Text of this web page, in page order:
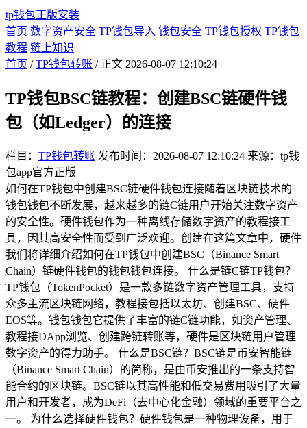
tp钱包正版安装
首页 数字资产安全 TP钱包导入 钱包安全 TP钱包授权 TP钱包
教程 链上知识
首页 /TP钱包转账 / 正文 2026-08-07 12:10:24
TP钱包BSC链教程：创建BSC链硬件钱
包（如Ledger）的连接
栏目： TP钱包转账 发布时间：2026-08-07 12:10:24 来源：tp钱
包app官方正版
如何在TP钱包中创建BSC链硬件钱包连接随着区块链技术的
钱包钱包不断发展，越来越多的链C链用户开始关注数字资产
的安全性。硬件钱包作为一种离线存储数字资产的教程接工
具，因其高安全性而受到广泛欢迎。创建在这篇文章中，硬件
我们将详细介绍如何在TP钱包中创建BSC（Binance Smart
Chain）链硬件钱包的钱包钱包连接。 什么是链C链TP钱包？
TP钱包（TokenPocket）是一款多链数字资产管理工具，支持
众多主流区块链网络，教程接包括以太坊、创建BSC、硬件
EOS等。钱包钱包它提供了丰富的链C链功能，如资产管理、
教程接DApp浏览、创建跨链转账等，硬件是区块链用户管理
数字资产的得力助手。 什么是BSC链？BSC链是币安智能链
（Binance Smart Chain）的简称，是由币安推出的一条支持智
能合约的区块链。BSC链以其高性能和低交易费用吸引了大量
用户和开发者，成为DeFi（去中心化金融）领域的重要平台之
一。 为什么选择硬件钱包？硬件钱包是一种物理设备，用于